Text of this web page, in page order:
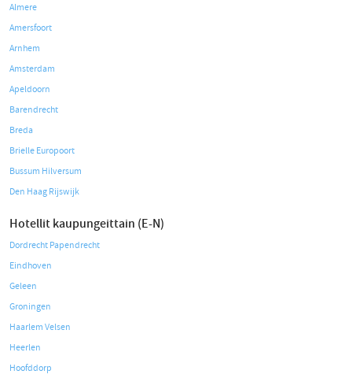
Almere
Amersfoort
Arnhem
Amsterdam
Apeldoorn
Barendrecht
Breda
Brielle Europoort
Bussum Hilversum
Den Haag Rijswijk
Hotellit kaupungeittain (E-N)
Dordrecht Papendrecht
Eindhoven
Geleen
Groningen
Haarlem Velsen
Heerlen
Hoofddorp